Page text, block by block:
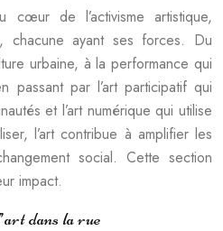
cœur de l’activisme artistique,
chacune ayant ses forces. Du
urbaine, à la performance qui
passant par l’art participatif qui
et l’art numérique qui utilise
l’art contribue à amplifier les
social. Cette section
impact.
dans la rue